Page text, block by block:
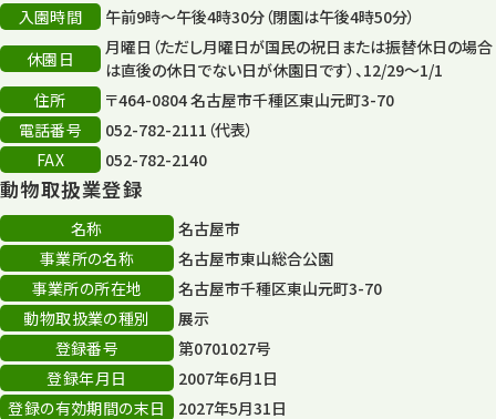
入園時間
午前9時～午後4時30分（閉園は午後4時50分）
休園日
月曜日（ただし月曜日が国民の祝日または振替休日の場合
は直後の休日でない日が休園日です）、12/29～1/1
住所
〒464-0804 名古屋市千種区東山元町3-70
電話番号
052-782-2111（代表）
FAX
052-782-2140
動物取扱業登録
名称
名古屋市
事業所の名称
名古屋市東山総合公園
事業所の所在地
名古屋市千種区東山元町3-70
動物取扱業の種別
展示
登録番号
第0701027号
登録年月日
2007年6月1日
登録の有効期間の末日
2027年5月31日